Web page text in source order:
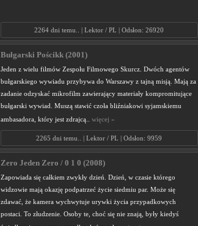
2264 dni temu.. | Lektor / PL | Odsłon: 26920
Bułgarski Pościkk (2001)
Jeden z wielu filmów Zespołu Filmowego Skurcz. Dwóch agentów
bułgarskiego wywiadu przybywa do Warszawy z tajną misją. Mają za
zadanie odzyskać mikrofilm zawierający materiały kompromitujące
bułgarski wywiad. Muszą stawić czoła bliźniakowi syjamskiemu
ambasadora, który jest zdrajcą.. więcej »
2265 dni temu.. | Lektor / PL | Odsłon: 9959
Zero Jeden Zero / 0 1 0 (2008)
Zapowiada się całkiem zwykły dzień. Dzień, w czasie którego
widzowie mają okazję podpatrzeć życie siedmiu par. Może się
zdawać, że kamera wychwytuje urywki życia przypadkowych
postaci. To złudzenie. Osoby te, choć się nie znają, były kiedyś